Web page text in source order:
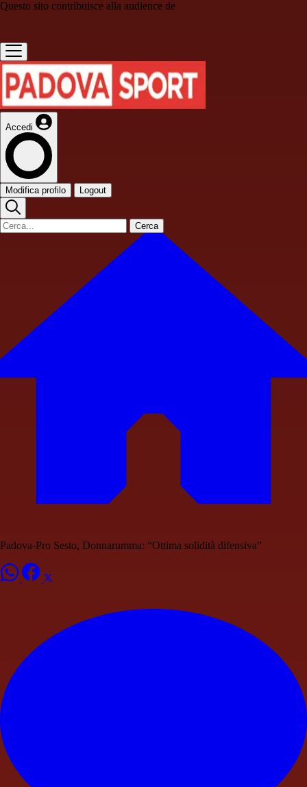
Questo sito contribuisce alla audience de
Accedi
Modifica profilo Logout
Cerca
Padova-Pro Sesto, Donnarumma: “Ottima solidità difensiva”